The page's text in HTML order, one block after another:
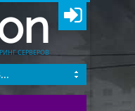
СЕРВЕРОВ